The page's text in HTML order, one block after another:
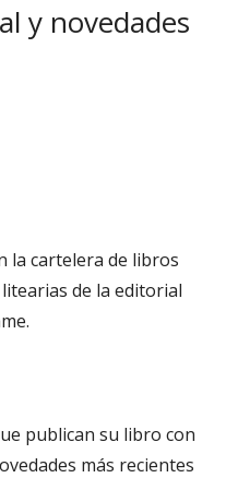
y novedades
la cartelera de libros
de la editorial
publican su libro con
más recientes